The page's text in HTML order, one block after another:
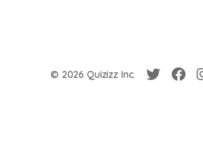
© 2026 Quizizz Inc.